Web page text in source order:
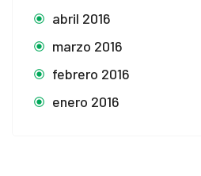
abril 2016
marzo 2016
febrero 2016
enero 2016